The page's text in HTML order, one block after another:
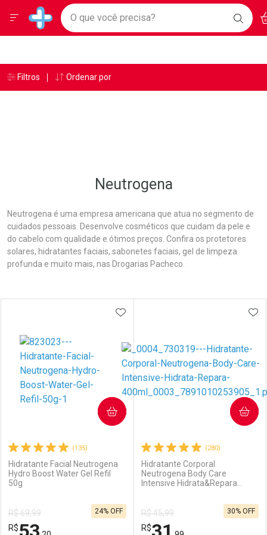
Drogarias Pacheco
Baixe nosso APP e aproveite Ofertas Exclusivas!
BAIXE
O APP
Ir direto para a home
pela página
Ir direto para o conteúdo
Ir direto para a busca
Ir direto para a ajuda
Ir direto para a notificações
Faça a sua busca
O que você precisa?
Menu
Breadcrumb
Drogarias Pacheco Neutrogena
Neutrogena
Neutrogena é uma empresa americana que atua no segmento de
cuidados pessoais. Desenvolve cosméticos que cuidam da pele e
do cabelo com qualidade e ótimos preços. Confira os protetores
solares, hidratantes faciais, sabonetes faciais, gel de limpeza
profunda e muito mais, nas Drogarias Pacheco.
(135)
Hidratante Facial Neutrogena
Hydro Boost Water Gel Refil
50g
R$ 69,99
R$
24% OFF
ADICIONAR AOS FAVORITOS
COMPRAR
(280)
Hidratante Corporal
Neutrogena Body Care
Intensive Hidrata&Repara
R$ 45,99
R$
30% OFF
COMPRAR
Âncoras
Filtros Ordenar por